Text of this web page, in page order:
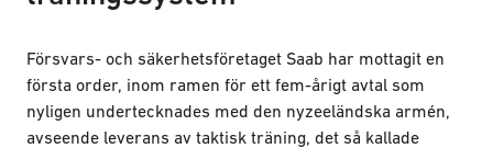
Försvars- och säkerhetsföretaget Saab har mottagit en
första order, inom ramen för ett fem-årigt avtal som
nyligen undertecknades med den nyzeeländska armén,
avseende leverans av taktisk träning, det så kallade